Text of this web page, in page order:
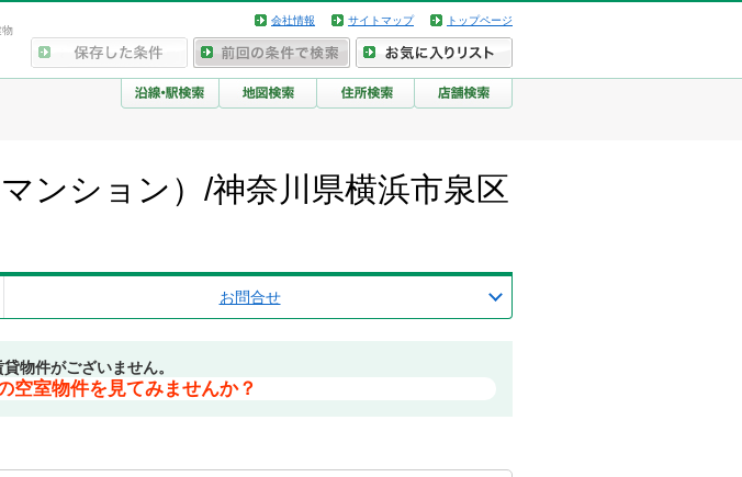
物
会社情報 サイトマップ トップページ
ンション）/神奈川県横浜市泉区
お問合せ
物件がございません。
空室物件を見てみませんか？